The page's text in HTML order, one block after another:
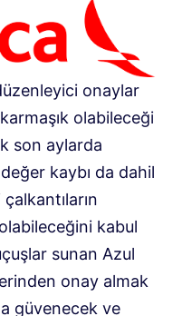
onaylar
olabileceği
son aylarda
kaybı da dahil
kabul
sunan Azul
onay almak
güvenecek ve